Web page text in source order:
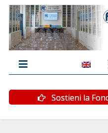
Sostieni la